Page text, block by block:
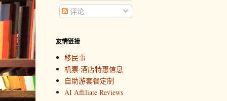
评论
友情链接
移民事
机票·酒店特惠信息
自助游套餐定制
AI Affiliate Reviews